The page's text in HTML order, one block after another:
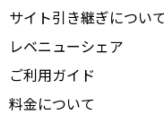
サイト引き継ぎについて
レベニューシェア
ご利用ガイド
料金について